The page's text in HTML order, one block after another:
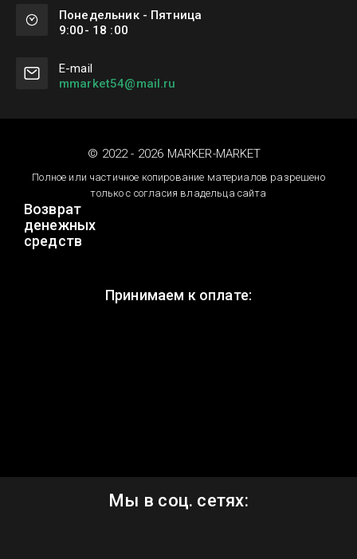
Понедельник - Пятница
9:00- 18 :00
Е-mail
mmarket54@mail.ru
© 2022 - 2026 MARKER-MARKET
Полное или частичное копирование материалов разрешено
только с согласия владельца сайта
Возврат
денежных
средств
Принимаем к оплате:
Мы в соц. сетях: